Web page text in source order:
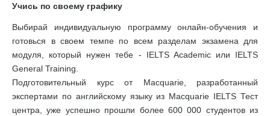
Учись по своему графику
Выбирай индивидуальную программу онлайн-обучения и
готовься в своем темпе по всем разделам экзамена для
модуля, который нужен тебе - IELTS Academic или IELTS
General Training.
Подготовительный курс от Macquarie, разработанный
экспертами по английскому языку из Macquarie IELTS Тест
центра, уже успешно прошли более 600 000 студентов из